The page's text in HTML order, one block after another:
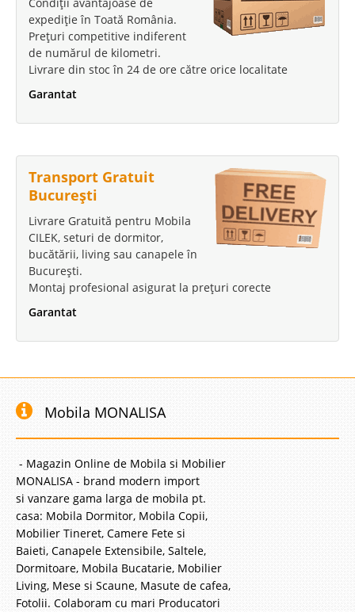
expediție în Toată România.
Prețuri competitive indiferent
de numărul de kilometri.
Livrare din stoc în 24 de ore către orice localitate
Garantat
Transport Gratuit
București
Livrare Gratuită pentru Mobila
CILEK, seturi de dormitor,
bucătării, living sau canapele în
București.
Montaj profesional asigurat la prețuri corecte
Garantat
Mobila MONALISA
- Magazin Online de Mobila si Mobilier
MONALISA - brand modern import
si vanzare gama larga de mobila pt.
casa: Mobila Dormitor, Mobila Copii,
Mobilier Tineret, Camere Fete si
Baieti, Canapele Extensibile, Saltele,
Dormitoare, Mobila Bucatarie, Mobilier
Living, Mese si Scaune, Masute de cafea,
Fotolii. Colaboram cu mari Producatori